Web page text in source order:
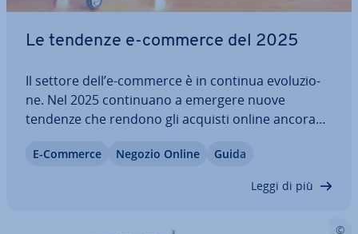
Le tendenze e-commerce del 2025
Il settore dell’e-commerce è in continua evo­lu­zio­
ne. Nel 2025 con­ti­nua­no a emergere nuove
tendenze che rendono gli acquisti online ancora
resistere in un mercato altamente com­pe­ti­ti­vo
E-Commerce Negozio Online Guida
Leggi di più